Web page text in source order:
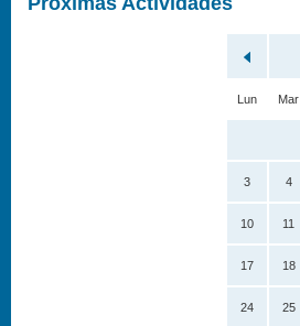
Lun Mar
3 4
10 11
17 18
24 25